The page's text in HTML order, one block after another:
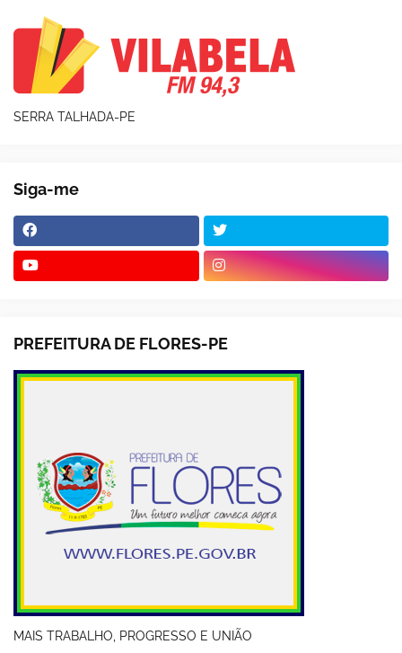
SERRA TALHADA-PE
Siga-me
PREFEITURA DE FLORES-PE
MAIS TRABALHO, PROGRESSO E UNIÃO